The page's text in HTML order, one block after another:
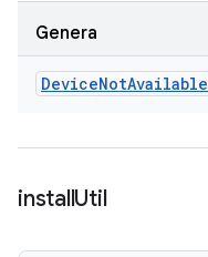
Genera
DeviceNotAvailable
installUtil